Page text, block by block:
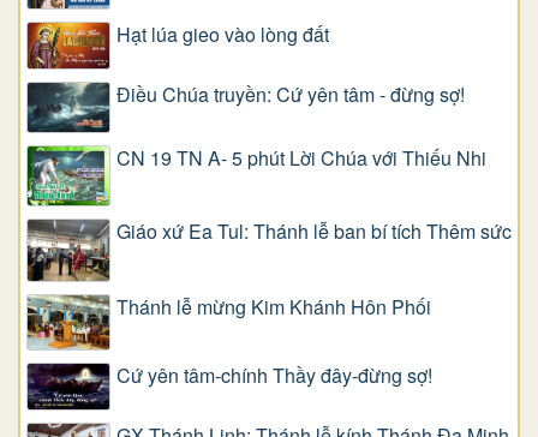
Hạt lúa gieo vào lòng đất
Điều Chúa truyền: Cứ yên tâm - đừng sợ!
CN 19 TN A- 5 phút Lời Chúa với Thiếu Nhi
Giáo xứ Ea Tul: Thánh lễ ban bí tích Thêm sức
Thánh lễ mừng Kim Khánh Hôn Phối
Cứ yên tâm-chính Thầy đây-đừng sợ!